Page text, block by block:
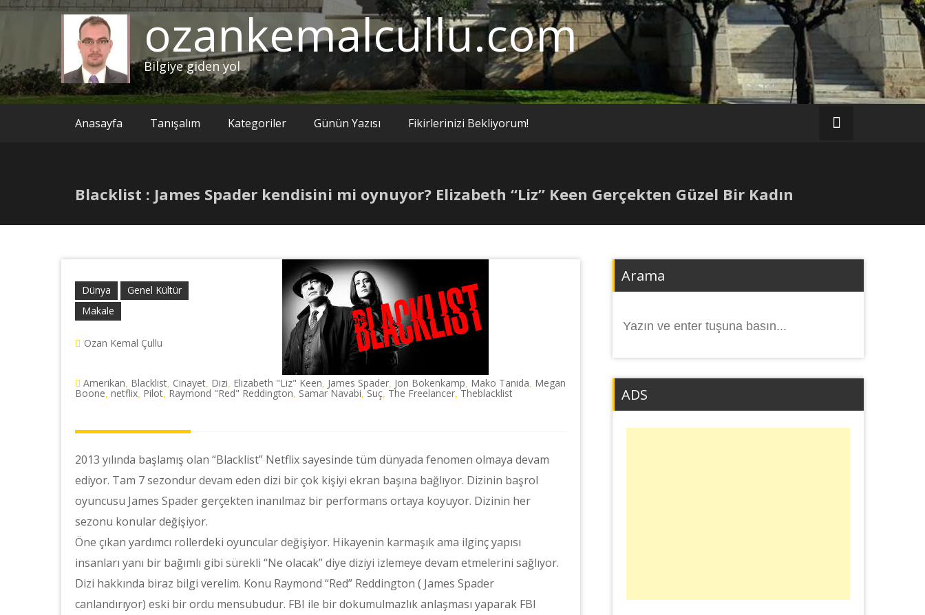
ozankemalcullu.com
Bilgiye giden yol
Anasayfa Tanışalım Kategoriler Günün Yazısı Fikirlerinizi Bekliyorum!
Blacklist : James Spader kendisini mi oynuyor? Elizabeth “Liz” Keen Gerçekten Güzel Bir Kadın
Dünya
Genel Kültür
Makale
Ozan Kemal Çullu
Amerikan, Blacklist, Cinayet, Dizi, Elizabeth "Liz" Keen, James Spader, Jon Bokenkamp, Mako Tanida, Megan
Boone, netflix, Pilot, Raymond "Red" Reddington, Samar Navabi, Suç, The Freelancer, Theblacklist
2013 yılında başlamış olan “Blacklist” Netflix sayesinde tüm dünyada fenomen olmaya devam
ediyor. Tam 7 sezondur devam eden dizi bir çok kişiyi ekran başına bağlıyor. Dizinin başrol
oyuncusu James Spader gerçekten inanılmaz bir performans ortaya koyuyor. Dizinin her
sezonu konular değişiyor.
Öne çıkan yardımcı rollerdeki oyuncular değişiyor. Hikayenin karmaşık ama ilginç yapısı
insanları yanı bir bağımlı gibi sürekli “Ne olacak” diye diziyi izlemeye devam etmelerini sağlıyor.
Dizi hakkında biraz bilgi verelim. Konu Raymond “Red” Reddington ( James Spader
canlandırıyor) eski bir ordu mensubudur. FBI ile bir dokumulmazlık anlaşması yaparak FBI
Arama
yap:
ADS